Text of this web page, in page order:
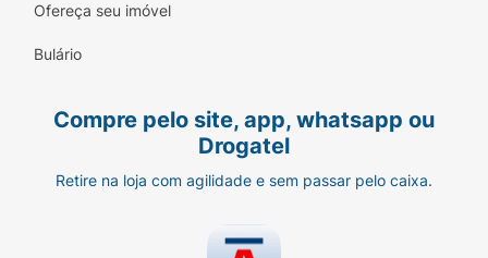
Ofereça seu imóvel
Bulário
Compre pelo site, app, whatsapp ou
Drogatel
Retire na loja com agilidade e sem passar pelo caixa.